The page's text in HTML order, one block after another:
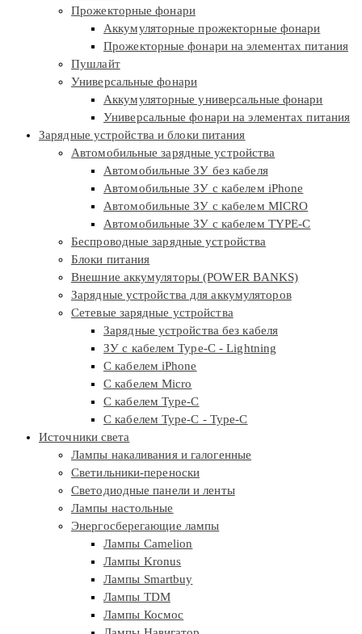
Прожекторные фонари
Аккумуляторные прожекторные фонари
Прожекторные фонари на элементах питания
Пушлайт
Универсальные фонари
Аккумуляторные универсальные фонари
Универсальные фонари на элементах питания
Зарядные устройства и блоки питания
Автомобильные зарядные устройства
Автомобильные ЗУ без кабеля
Автомобильные ЗУ с кабелем iPhone
Автомобильные ЗУ с кабелем MICRO
Автомобильные ЗУ с кабелем TYPE-C
Беспроводные зарядные устройства
Блоки питания
Внешние аккумуляторы (POWER BANKS)
Зарядные устройства для аккумуляторов
Сетевые зарядные устройства
Зарядные устройства без кабеля
ЗУ с кабелем Type-C - Lightning
С кабелем iPhone
С кабелем Micro
С кабелем Type-C
С кабелем Type-C - Type-C
Источники света
Лампы накаливания и галогенные
Светильники-переноски
Светодиодные панели и ленты
Лампы настольные
Энергосберегающие лампы
Лампы Camelion
Лампы Kronus
Лампы Smartbuy
Лампы TDM
Лампы Космос